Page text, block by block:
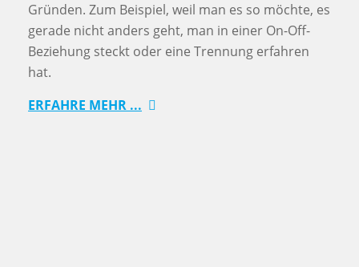
Gründen. Zum Beispiel, weil man es so möchte, es
gerade nicht anders geht, man in einer On-Off-
Beziehung steckt oder eine Trennung erfahren
hat.
ERFAHRE MEHR ...